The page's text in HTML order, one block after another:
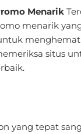
Menarik
menarik
menghemat
situs
yang tepat